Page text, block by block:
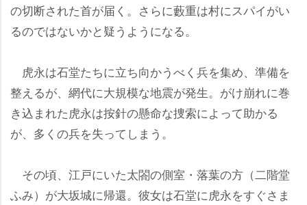
の切断された首が届く。さらに藪重は村にスパイがい
るのではないかと疑うようになる。
虎永は石堂たちに立ち向かうべく兵を集め、準備を
整えるが、網代に大規模な地震が発生。がけ崩れに巻
き込まれた虎永は按針の懸命な捜索によって助かる
が、多くの兵を失ってしまう。
その頃、江戸にいた太閤の側室・落葉の方（二階堂
ふみ）が大坂城に帰還。彼女は石堂に虎永をすぐさま